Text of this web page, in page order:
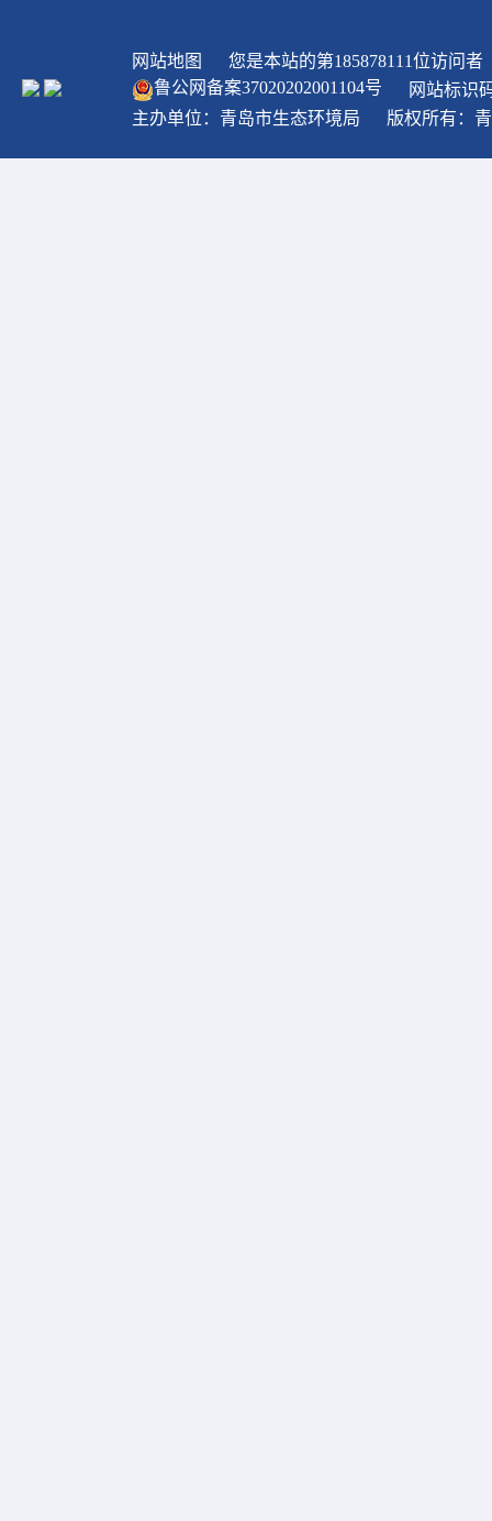
网站地图 您是本站的第185878111位访问者
鲁公网备案37020202001104号
网站标识
主办单位：青岛市生态环境局
版权所有：